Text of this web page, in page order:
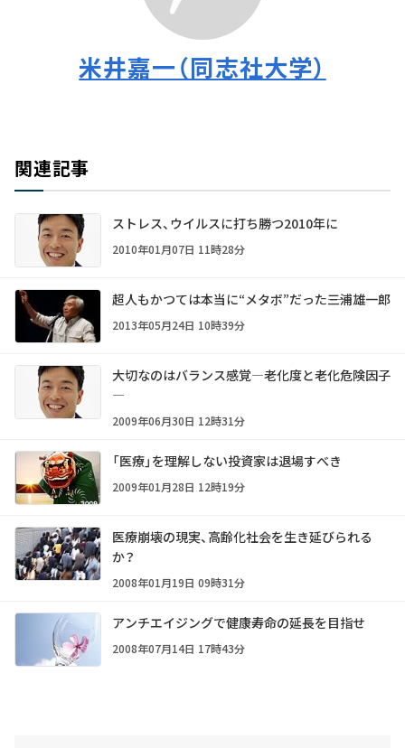
米井嘉一（同志社大学）
関連記事
ストレス、ウイルスに打ち勝つ2010年に
2010年01月07日 11時28分
超人もかつては本当に“メタボ”だった――三浦雄一郎
2013年05月24日 10時39分
大切なのはバランス感覚―老化度と老化危険因子
―
2009年06月30日 12時31分
「医療」を理解しない投資家は退場すべき
2009年01月28日 12時19分
医療崩壊の現実、高齢化社会を生き延びられる
か？
2008年01月19日 09時31分
アンチエイジングで健康寿命の延長を目指せ
2008年07月14日 17時43分